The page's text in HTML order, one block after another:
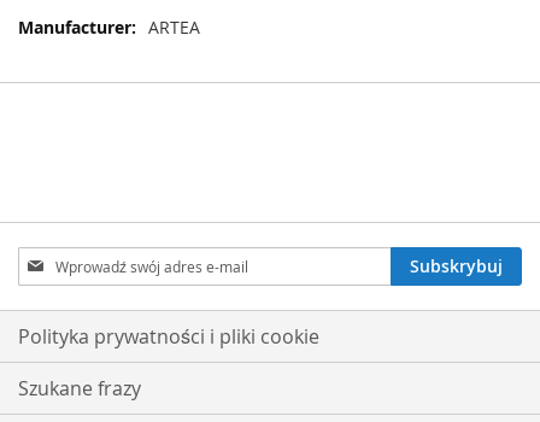
Więcej
ARTEA
Subskrybuj
nasz
newsletter:
Subskrybuj
Polityka prywatności i pliki cookie
Szukane frazy